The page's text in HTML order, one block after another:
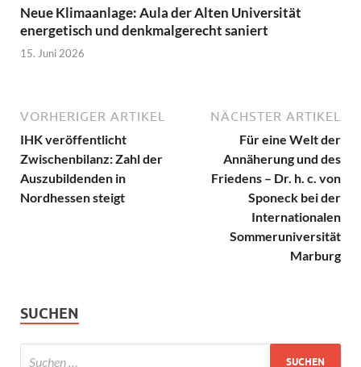
Neue Klimaanlage: Aula der Alten Universität
energetisch und denkmalgerecht saniert
15. Juni 2026
VORHERIGER ARTIKEL
IHK veröffentlicht
Zwischenbilanz: Zahl der
Auszubildenden in
Nordhessen steigt
NÄCHSTER ARTIKEL
Für eine Welt der
Annäherung und des
Friedens – Dr. h. c. von
Sponeck bei der
Internationalen
Sommeruniversität
Marburg
SUCHEN